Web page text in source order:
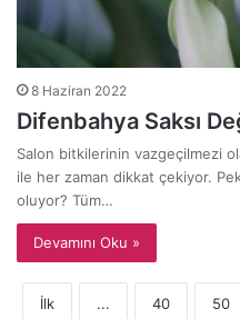
8 Haziran 2022
Difenbahya Saksı
Salon bitkilerinin vazgeçilmezi
ile her zaman dikkat çekiyor.
oluyor? Tüm…
Devamını Oku »
İlk ... 40 50